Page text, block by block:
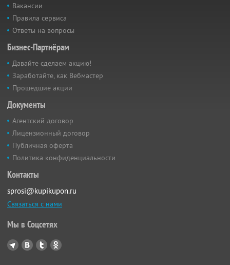
Вакансии
Правила сервиса
Ответы на вопросы
Бизнес-Партнёрам
Давайте сделаем акцию!
Заработайте, как Вебмастер
Прошедшие акции
Документы
Агентский договор
Лицензионный договор
Публичная оферта
Политика конфиденциальности
Контакты
sprosi@kupikupon.ru
Связаться с нами
Мы в Соцсетях